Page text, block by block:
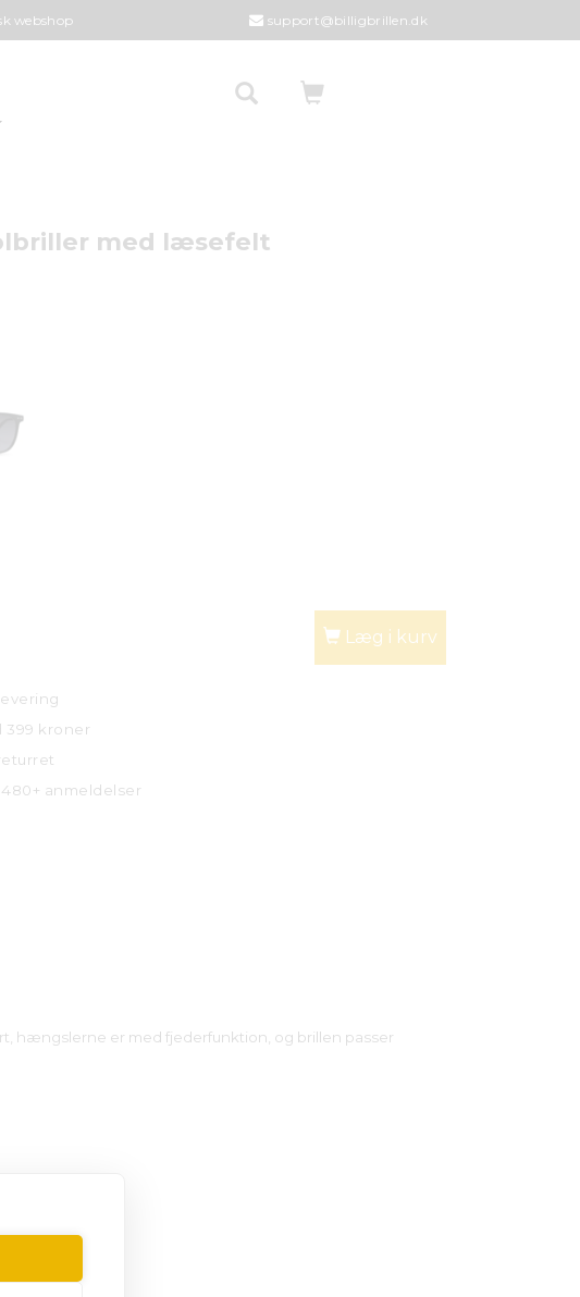
webshop support@billigbrillen.dk
med læsefelt
Læg i kurv
399 kroner
anmeldelser
hængslerne er med fjederfunktion, og brillen passer